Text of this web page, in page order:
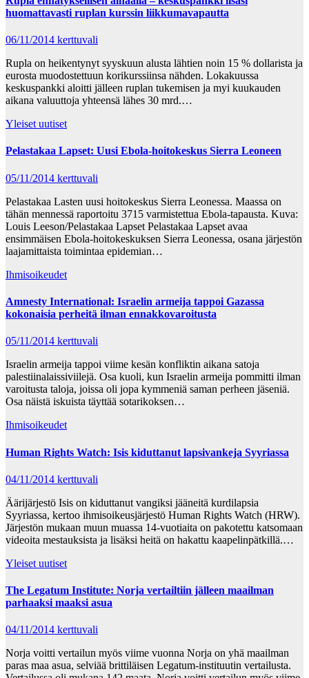
huomattavasti ruplan kurssin liikkumavapautta
06/11/2014 kerttuvali
Rupla on heikentynyt syyskuun alusta lähtien noin 15 % dollarista ja
eurosta muodostettuun korikurssiinsa nähden. Lokakuussa
keskuspankki aloitti jälleen ruplan tukemisen ja myi kuukauden
aikana valuuttoja yhteensä lähes 30 mrd.…
Yleiset uutiset
Pelastakaa Lapset: Uusi Ebola-hoitokeskus Sierra Leoneen
05/11/2014 kerttuvali
Pelastakaa Lasten uusi hoitokeskus Sierra Leonessa. Maassa on
tähän mennessä raportoitu 3715 varmistettua Ebola-tapausta. Kuva:
Louis Leeson/Pelastakaa Lapset Pelastakaa Lapset avaa
ensimmäisen Ebola-hoitokeskuksen Sierra Leonessa, osana järjestön
laajamittaista toimintaa epidemian…
Ihmisoikeudet
Amnesty International: Israelin armeija tappoi Gazassa
kokonaisia perheitä ilman ennakkovaroitusta
05/11/2014 kerttuvali
Israelin armeija tappoi viime kesän konfliktin aikana satoja
palestiinalaissiviilejä. Osa kuoli, kun Israelin armeija pommitti ilman
varoitusta taloja, joissa oli jopa kymmeniä saman perheen jäseniä.
Osa näistä iskuista täyttää sotarikoksen…
Ihmisoikeudet
Human Rights Watch: Isis kiduttanut lapsivankeja Syyriassa
04/11/2014 kerttuvali
Äärijärjestö Isis on kiduttanut vangiksi jääneitä kurdilapsia
Syyriassa, kertoo ihmisoikeusjärjestö Human Rights Watch (HRW).
Järjestön mukaan muun muassa 14-vuotiaita on pakotettu katsomaan
videoita mestauksista ja lisäksi heitä on hakattu kaapelinpätkillä.…
Yleiset uutiset
The Legatum Institute: Norja vertailtiin jälleen maailman
parhaaksi maaksi asua
04/11/2014 kerttuvali
Norja voitti vertailun myös viime vuonna Norja on yhä maailman
paras maa asua, selviää brittiläisen Legatum-instituutin vertailusta.